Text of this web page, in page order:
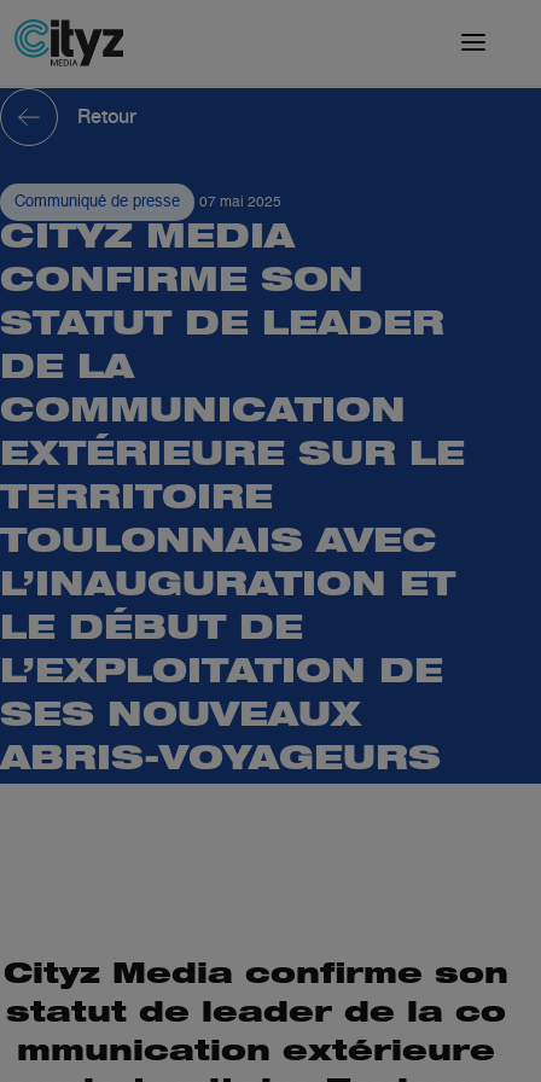
Retour
Communiqué de presse 07 mai 2025
CITYZ MEDIA
CONFIRME SON
STATUT DE LEADER
DE LA
COMMUNICATION
EXTÉRIEURE SUR LE
TERRITOIRE
TOULONNAIS AVEC
L’INAUGURATION ET
LE DÉBUT DE
L’EXPLOITATION DE
SES NOUVEAUX
ABRIS-VOYAGEURS
Cityz Media confirme son
statut de leader de la co
mmunication extérieure